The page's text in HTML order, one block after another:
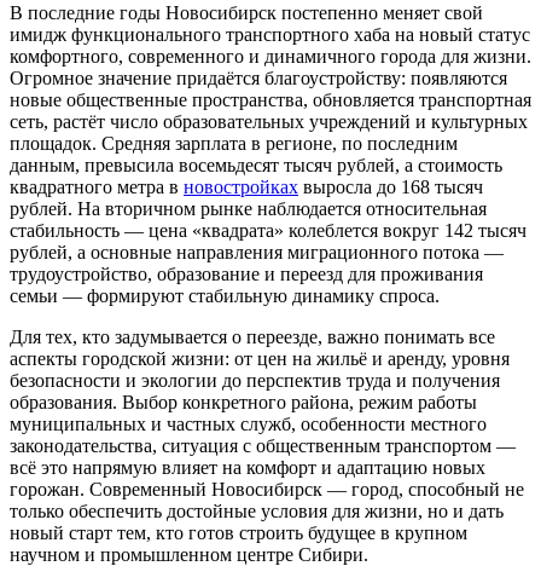
В последние годы Новосибирск постепенно меняет свой
имидж функционального транспортного хаба на новый статус
комфортного, современного и динамичного города для жизни.
Огромное значение придаётся благоустройству: появляются
новые общественные пространства, обновляется транспортная
сеть, растёт число образовательных учреждений и культурных
площадок. Средняя зарплата в регионе, по последним
данным, превысила восемьдесят тысяч рублей, а стоимость
квадратного метра в новостройках выросла до 168 тысяч
рублей. На вторичном рынке наблюдается относительная
стабильность — цена «квадрата» колеблется вокруг 142 тысяч
рублей, а основные направления миграционного потока —
трудоустройство, образование и переезд для проживания
семьи — формируют стабильную динамику спроса.
Для тех, кто задумывается о переезде, важно понимать все
аспекты городской жизни: от цен на жильё и аренду, уровня
безопасности и экологии до перспектив труда и получения
образования. Выбор конкретного района, режим работы
муниципальных и частных служб, особенности местного
законодательства, ситуация с общественным транспортом —
всё это напрямую влияет на комфорт и адаптацию новых
горожан. Современный Новосибирск — город, способный не
только обеспечить достойные условия для жизни, но и дать
новый старт тем, кто готов строить будущее в крупном
научном и промышленном центре Сибири.